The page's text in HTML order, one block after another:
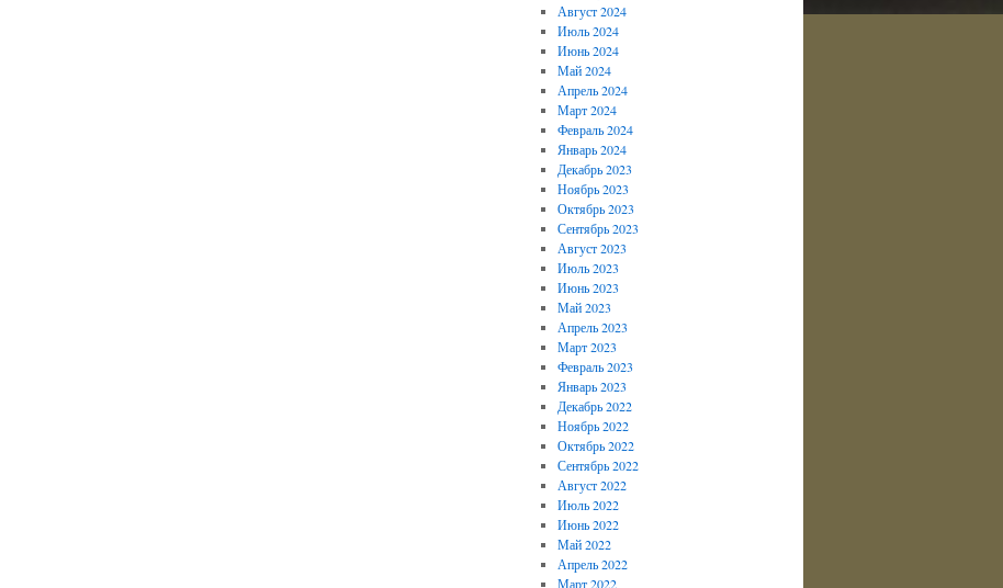
Август 2024
Июль 2024
Июнь 2024
Май 2024
Апрель 2024
Март 2024
Февраль 2024
Январь 2024
Декабрь 2023
Ноябрь 2023
Октябрь 2023
Сентябрь 2023
Август 2023
Июль 2023
Июнь 2023
Май 2023
Апрель 2023
Март 2023
Февраль 2023
Январь 2023
Декабрь 2022
Ноябрь 2022
Октябрь 2022
Сентябрь 2022
Август 2022
Июль 2022
Июнь 2022
Май 2022
Апрель 2022
Март 2022